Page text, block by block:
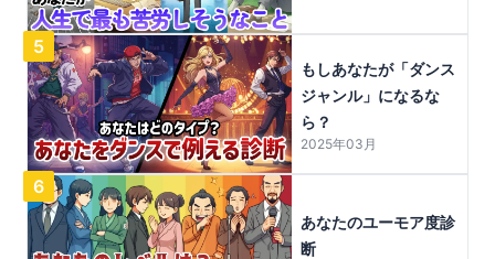
5
もしあなたが「ダンス
ジャンル」になるな
ら？
2025年03月
6
あなたのユーモア度診
断